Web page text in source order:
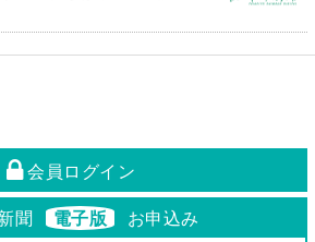
会員ログイン
聞 電子版
お申込み